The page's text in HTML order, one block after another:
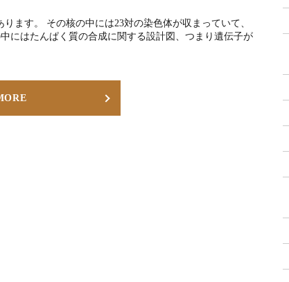
ます。 その核の中には23対の染色体が収まっていて、
にはたんぱく質の合成に関する設計図、つまり遺伝子が